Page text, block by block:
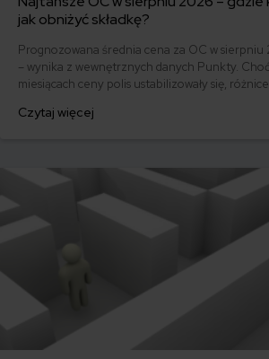
jak obniżyć składkę?
Prognozowana średnia cena za OC w sierpniu
– wynika z wewnętrznych danych Punkty.
miesiącach ceny polis ustabilizowały się,
500 zł, inni – powyżej 1500 zł. Gdzie znaleźć
Czytaj więcej